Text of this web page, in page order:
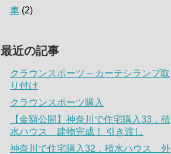
車 (2)
最近の記事
クラウンスポーツ – カーテシランプ取
り付け
クラウンスポーツ購入
【金額公開】神奈川で住宅購入33．積
水ハウス 建物完成！ 引き渡し
神奈川で住宅購入32．積水ハウス 外